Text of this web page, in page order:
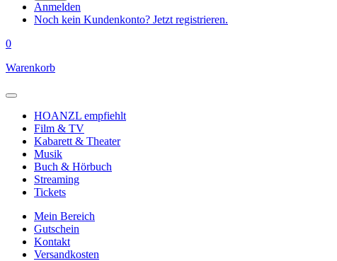
Anmelden
Noch kein Kundenkonto? Jetzt registrieren.
0
Warenkorb
HOANZL empfiehlt
Film & TV
Kabarett & Theater
Musik
Buch & Hörbuch
Streaming
Tickets
Mein Bereich
Gutschein
Kontakt
Versandkosten